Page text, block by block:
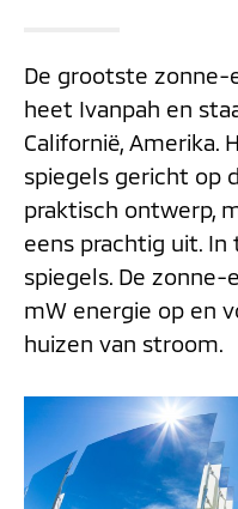
De grootste
heet Ivanpah en
Californië, Amerika.
spiegels gericht op
praktisch ontwerp,
eens prachtig uit. In
spiegels. De
mW energie op en
huizen van stroom.